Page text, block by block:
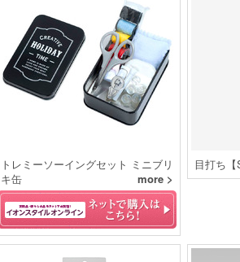
トレミーソーイングセット ミニブリ
キ缶
more >
目打ち【